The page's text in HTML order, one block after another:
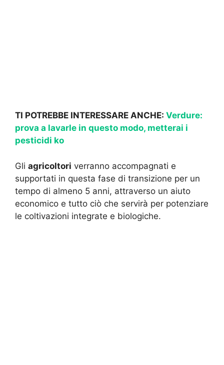
TI POTREBBE INTERESSARE ANCHE: Verdure:
prova a lavarle in questo modo, metterai i
pesticidi ko
Gli agricoltori verranno accompagnati e
supportati in questa fase di transizione per un
tempo di almeno 5 anni, attraverso un aiuto
economico e tutto ciò che servirà per potenziare
le coltivazioni integrate e biologiche.